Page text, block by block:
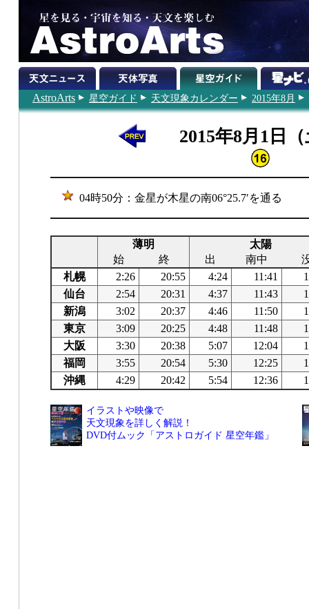
AstroArts 星空ガイド 天文現象カレンダー 2015年8月
2015年8月1日
04時50分：金星が木星の南06°25.7′を通る
薄明
太陽
始
終 出 南中
札幌
2:26 20:55 4:24 11:41
仙台
2:54 20:31 4:37 11:43
新潟
3:02 20:37 4:46 11:50
東京
3:09 20:25 4:48 11:48
大阪
3:30 20:38 5:07 12:04
福岡
3:55 20:54 5:30 12:25
沖縄
4:29 20:42 5:54 12:36
イラストや映像で
天文現象を詳しく解説！
DVD付ムック「アストロガイド 星空年鑑」